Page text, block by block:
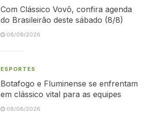
Com Clássico Vovô, confira agenda
do Brasileirão deste sábado (8/8)
08/08/2026
ESPORTES
Botafogo e Fluminense se enfrentam
em clássico vital para as equipes
08/08/2026